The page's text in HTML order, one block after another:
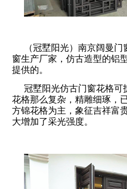
（冠墅阳光）南京阔曼
窗生产厂家，仿古造型的铝
提供的。
冠墅阳光仿古门窗花格可
花格那么复杂，精雕细琢，
方锦花格为主，象征吉祥富
大增加了采光强度。